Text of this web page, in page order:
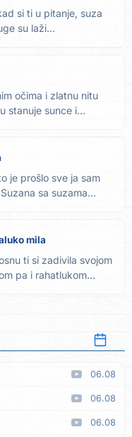
si ti u pitanje, suza
su laži...
očima i zlatnu nitu
stanuje sunce i
je prošlo sve ja sam
sa suzama
mila
ti si zadivila svojom
pa i rahatlukom...
06.08
06.08
06.08